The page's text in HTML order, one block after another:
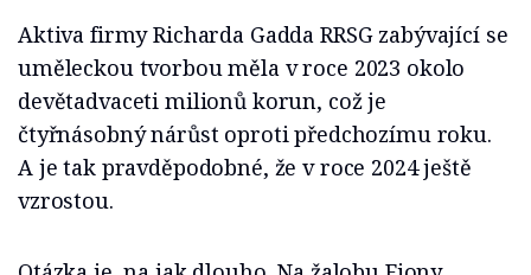
Aktiva firmy Richarda Gadda RRSG zabývající se
uměleckou tvorbou měla v roce 2023 okolo
devětadvaceti milionů korun, což je
čtyřnásobný nárůst oproti předchozímu roku.
A je tak pravděpodobné, že v roce 2024 ještě
vzrostou.